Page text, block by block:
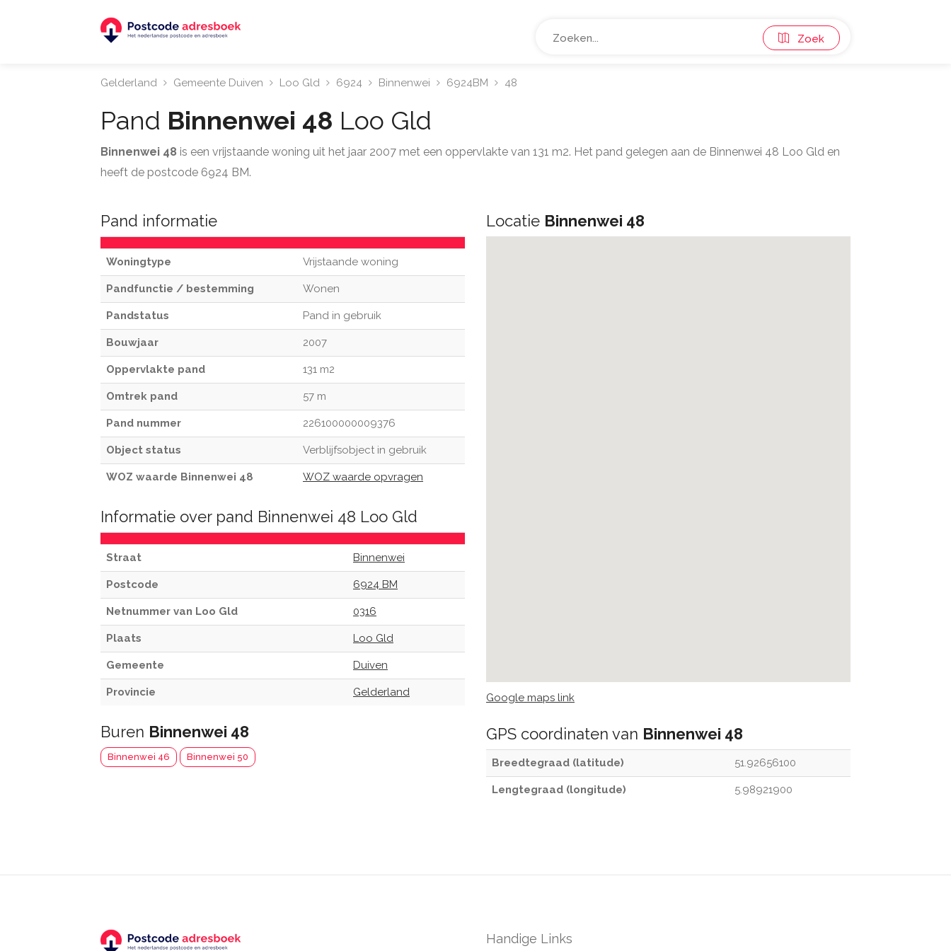
Zoek
Gelderland Gemeente Duiven Loo Gld 6924 Binnenwei 6924BM 48
Pand Binnenwei 48 Loo Gld
Binnenwei 48 is een vrijstaande woning uit het jaar 2007 met een oppervlakte van 131 m2. Het pand gelegen aan de Binnenwei 48 Loo Gld en
heeft de postcode 6924 BM.
Pand informatie
Woningtype Vrijstaande woning
Pandfunctie / bestemming Wonen
Pandstatus Pand in gebruik
Bouwjaar 2007
Oppervlakte pand 131 m2
Omtrek pand 57 m
Pand nummer 226100000009376
Object status Verblijfsobject in gebruik
WOZ waarde Binnenwei 48 WOZ waarde opvragen
Informatie over pand Binnenwei 48 Loo Gld
Straat Binnenwei
Postcode 6924 BM
Netnummer van Loo Gld 0316
Plaats Loo Gld
Gemeente Duiven
Provincie Gelderland
Buren Binnenwei 48
Binnenwei 46 Binnenwei 50
Locatie Binnenwei 48
Google maps link
GPS coordinaten van Binnenwei 48
Breedtegraad (latitude) 51.92656100
Lengtegraad (longitude) 5.98921900
Handige Links